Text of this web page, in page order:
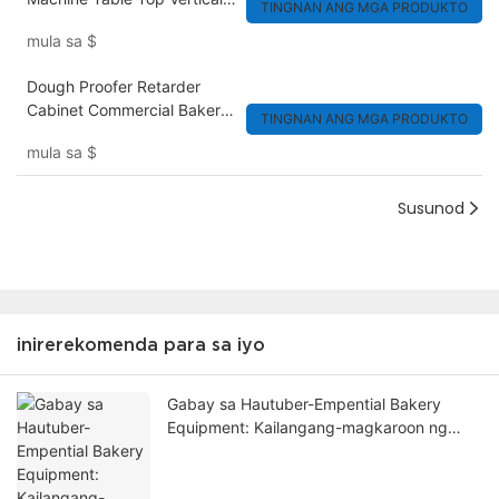
mula sa $
TINGNAN ANG MGA PRODUKTO
Dough Proofer Retarder
Cabinet Commercial Bakery
mula sa $
TINGNAN ANG MGA PRODUKTO
Susunod
inirerekomenda para sa iyo
Gabay sa Hautuber-Empential Bakery
Equipment: Kailangang-magkaroon ng